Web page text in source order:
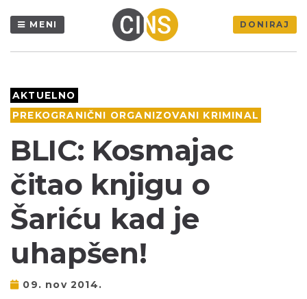
MENI DONIRAJ
AKTUELNO
PREKOGRANIČNI ORGANIZOVANI KRIMINAL
BLIC: Kosmajac
čitao knjigu o
Šariću kad je
uhapšen!
09. nov 2014.